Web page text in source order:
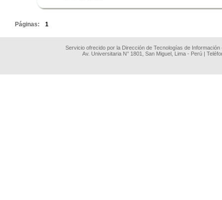
Páginas: 1
Servicio ofrecido por la Dirección de Tecnologías de
Av. Universitaria N° 1801, San Miguel, Lima - Perú |